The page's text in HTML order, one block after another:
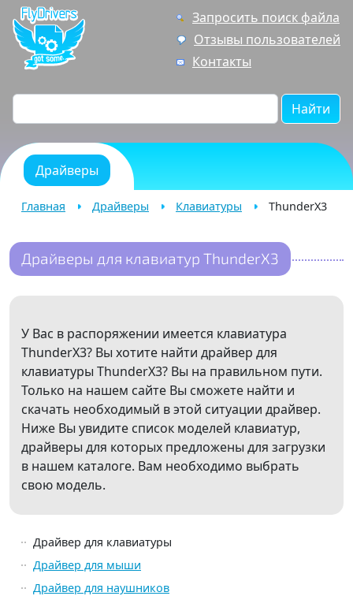
Запросить поиск файла
Отзывы пользователей
Контакты
Найти
Драйверы
Главная Драйверы Клавиатуры ThunderX3
Драйверы для клавиатур ThunderX3
У Вас в распоряжении имеется клавиатура
ThunderX3? Вы хотите найти драйвер для
клавиатуры ThunderX3? Вы на правильном пути.
Только на нашем сайте Вы сможете найти и
скачать необходимый в этой ситуации драйвер.
Ниже Вы увидите список моделей клавиатур,
драйверы для которых предложены для загрузки
в нашем каталоге. Вам необходимо выбрать
свою модель.
Драйвер для клавиатуры
Драйвер для мыши
Драйвер для наушников